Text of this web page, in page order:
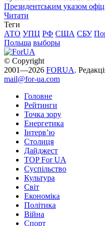
Президентським указом
Читати
Теги
АТО УПЦ РФ США СБУ
Польша выборы
© Copyright
2001—2026 FORUA.
mail@for-ua.com
Головне
Рейтинги
Точка зору
Енергетика
Інтерв’ю
Столиця
Дайджест
TOP For UA
Суспiльство
Культура
Світ
Економіка
Політика
Війна
Спорт